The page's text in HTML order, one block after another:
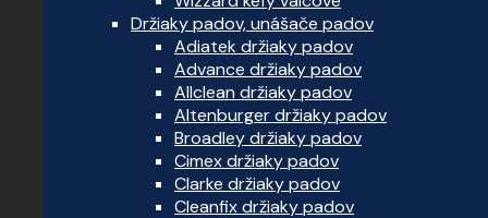
Držiaky padov, unášače padov
Adiatek držiaky padov
Advance držiaky padov
Allclean držiaky padov
Altenburger držiaky padov
Broadley držiaky padov
Cimex držiaky padov
Clarke držiaky padov
Cleanfix držiaky padov